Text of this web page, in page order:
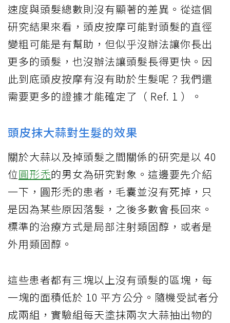
速度與頭髮總數則沒有顯著的差異。從這個
研究結果來看，頭皮按摩可能對頭髮的直徑
變粗可能是有幫助，但似乎沒辦法讓你長出
更多的頭髮，也沒辦法讓頭髮長得更快。因
此到底頭皮按摩有沒有助於生髮呢？我們還
需要更多的證據才能確定了（ Ref. 1 ）。
頭皮抹大蒜對生髮的效果
關於大蒜以及掉頭髮之間關係的研究是以 40
位圓形禿的男女為研究對象。這邊要先介紹
一下，圓形禿的患者，毛囊並沒有死掉，只
是因為某些原因落髮，之後多數會長回來。
標準的治療方式是局部注射類固醇，或者是
外用類固醇。
這些患者都有三塊以上沒有頭髮的區塊，每
一塊的面積低於 10 平方公分。隨機受試者分
成兩組，實驗組每天塗抹兩次大蒜抽出物的